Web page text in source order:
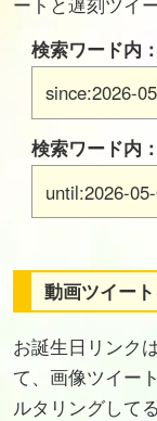
検索ワード内
since:2026-
検索ワード内
until:2026-
動画ツイー
お誕生日リンク
て、画像ツイー
ルタリングして